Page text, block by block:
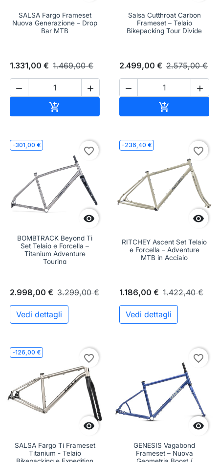
SALSA Fargo Frameset
Nuova Generazione – Drop
Bar MTB
1.331,00 € 1.469,00 €
 

Salsa Cutthroat Carbon
Frameset – Telaio
Bikepacking Tour Divide
2.499,00 € 2.575,00 €
 

-301,00 €

favorite_border
BOMBTRACK Beyond Ti
Set Telaio e Forcella –
Titanium Adventure
Touring
2.998,00 € 3.299,00 €
Vedi dettagli
-236,40 €

favorite_border
RITCHEY Ascent Set Telaio
e Forcella – Adventure
MTB in Acciaio
1.186,00 € 1.422,40 €
Vedi dettagli
-126,00 €

favorite_border
SALSA Fargo Ti Frameset
Titanium - Telaio

favorite_border
GENESIS Vagabond
Frameset – Nuova